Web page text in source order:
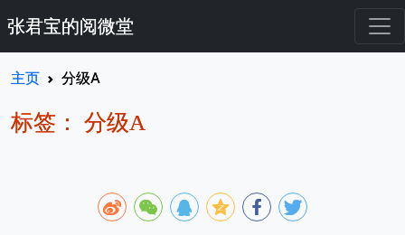
张君宝的阅微堂
主页 分级A
标签： 分级A